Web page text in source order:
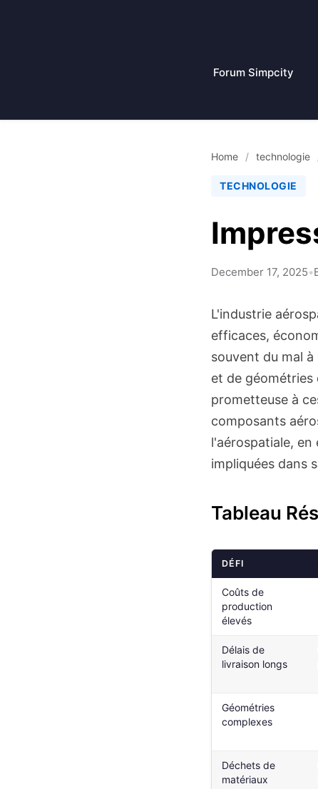
Forum Simpcity
Home / technologie
TECHNOLOGIE
December 17, 2025•
L'industrie
efficaces,
souvent du mal
et de géométries
prometteuse à
composants
l'aérospatiale,
impliquées dans
Tableau
DÉFI
Coûts de
production
élevés
Délais de
livraison longs
Géométries
complexes
Déchets de
matériaux